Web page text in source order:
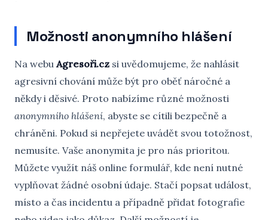
Možnosti anonymního hlášení
Na webu Agresoři.cz si uvědomujeme, že nahlásit
agresivní chování může být pro oběť náročné a
někdy i děsivé. Proto nabízíme různé možnosti
anonymního hlášení, abyste se cítili bezpečně a
chráněni. Pokud si nepřejete uvádět svou totožnost,
nemusíte. Vaše anonymita je pro nás prioritou.
Můžete využít náš online formulář, kde není nutné
vyplňovat žádné osobní údaje. Stačí popsat událost,
místo a čas incidentu a případně přidat fotografie